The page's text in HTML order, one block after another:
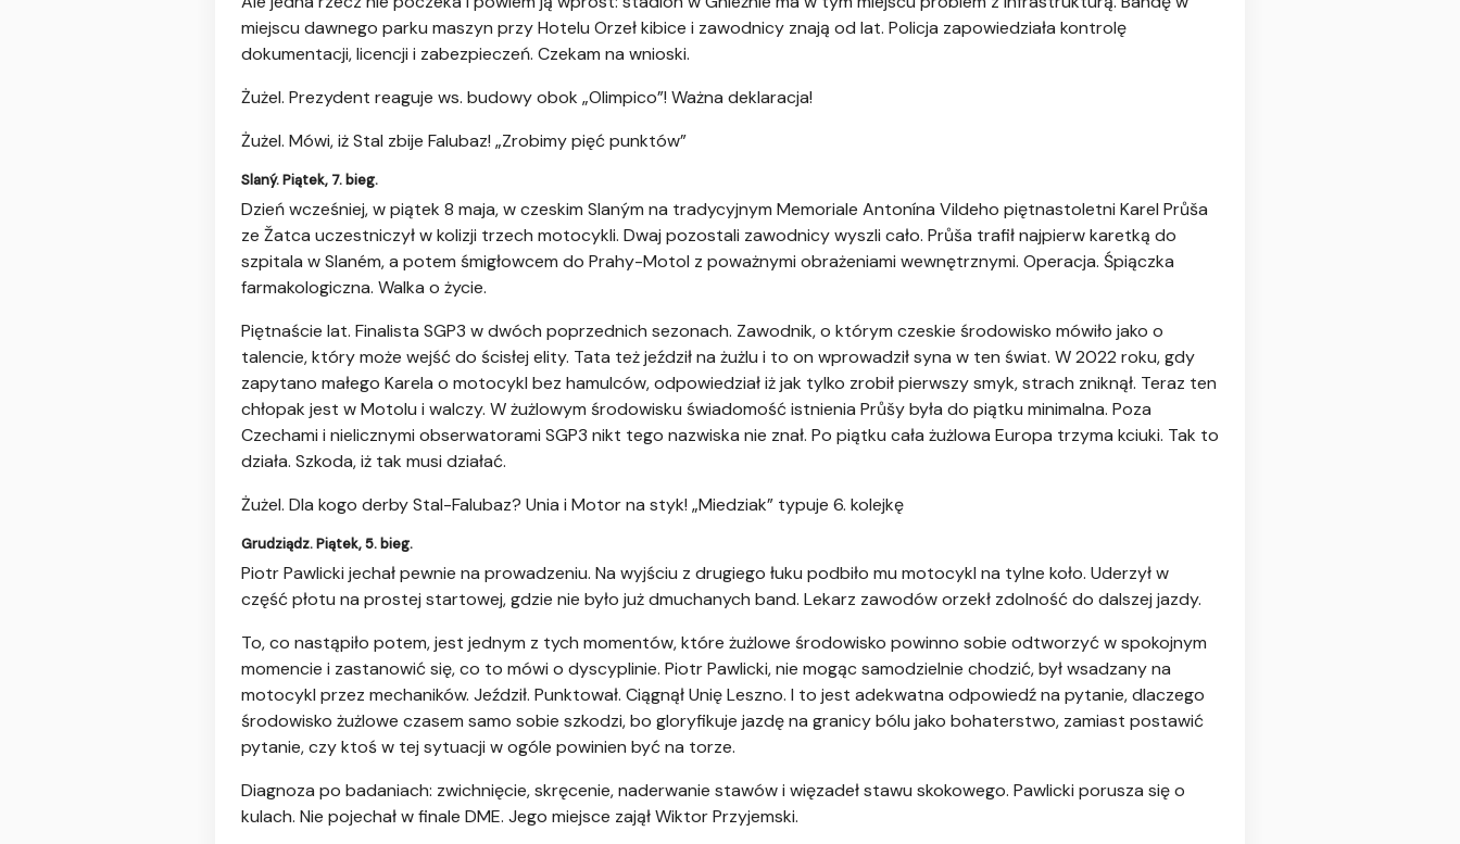
miejscu dawnego parku maszyn przy Hotelu Orzeł kibice i zawodnicy znają od lat. Policja zapowiedziała kontrolę
dokumentacji, licencji i zabezpieczeń. Czekam na wnioski.
Żużel. Prezydent reaguje ws. budowy obok „Olimpico”! Ważna deklaracja!
Żużel. Mówi, iż Stal zbije Falubaz! „Zrobimy pięć punktów”
Slaný. Piątek, 7. bieg.
Dzień wcześniej, w piątek 8 maja, w czeskim Slaným na tradycyjnym Memoriale Antonína Vildeho piętnastoletni Karel Průša
ze Žatca uczestniczył w kolizji trzech motocykli. Dwaj pozostali zawodnicy wyszli cało. Průša trafił najpierw karetką do
szpitala w Slaném, a potem śmigłowcem do Prahy-Motol z poważnymi obrażeniami wewnętrznymi. Operacja. Śpiączka
farmakologiczna. Walka o życie.
Piętnaście lat. Finalista SGP3 w dwóch poprzednich sezonach. Zawodnik, o którym czeskie środowisko mówiło jako o
talencie, który może wejść do ścisłej elity. Tata też jeździł na żużlu i to on wprowadził syna w ten świat. W 2022 roku, gdy
zapytano małego Karela o motocykl bez hamulców, odpowiedział iż jak tylko zrobił pierwszy smyk, strach zniknął. Teraz ten
chłopak jest w Motolu i walczy. W żużlowym środowisku świadomość istnienia Průšy była do piątku minimalna. Poza
Czechami i nielicznymi obserwatorami SGP3 nikt tego nazwiska nie znał. Po piątku cała żużlowa Europa trzyma kciuki. Tak to
działa. Szkoda, iż tak musi działać.
Żużel. Dla kogo derby Stal-Falubaz? Unia i Motor na styk! „Miedziak” typuje 6. kolejkę
Grudziądz. Piątek, 5. bieg.
Piotr Pawlicki jechał pewnie na prowadzeniu. Na wyjściu z drugiego łuku podbiło mu motocykl na tylne koło. Uderzył w
część płotu na prostej startowej, gdzie nie było już dmuchanych band. Lekarz zawodów orzekł zdolność do dalszej jazdy.
To, co nastąpiło potem, jest jednym z tych momentów, które żużlowe środowisko powinno sobie odtworzyć w spokojnym
momencie i zastanowić się, co to mówi o dyscyplinie. Piotr Pawlicki, nie mogąc samodzielnie chodzić, był wsadzany na
motocykl przez mechaników. Jeździł. Punktował. Ciągnął Unię Leszno. I to jest adekwatna odpowiedź na pytanie, dlaczego
środowisko żużlowe czasem samo sobie szkodzi, bo gloryfikuje jazdę na granicy bólu jako bohaterstwo, zamiast postawić
pytanie, czy ktoś w tej sytuacji w ogóle powinien być na torze.
Diagnoza po badaniach: zwichnięcie, skręcenie, naderwanie stawów i więzadeł stawu skokowego. Pawlicki porusza się o
kulach. Nie pojechał w finale DME. Jego miejsce zajął Wiktor Przyjemski.